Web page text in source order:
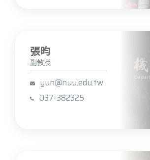
張昀
副教授
yun@nuu.edu.tw
037-382325